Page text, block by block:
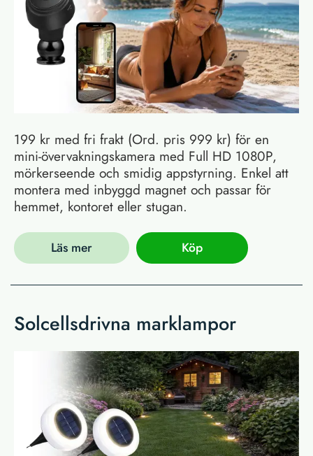
199 kr med fri frakt (Ord. pris 999 kr) för en
mini-övervakningskamera med Full HD 1080P,
mörkerseende och smidig appstyrning. Enkel att
montera med inbyggd magnet och passar för
hemmet, kontoret eller stugan.
Läs mer Köp
Solcellsdrivna marklampor